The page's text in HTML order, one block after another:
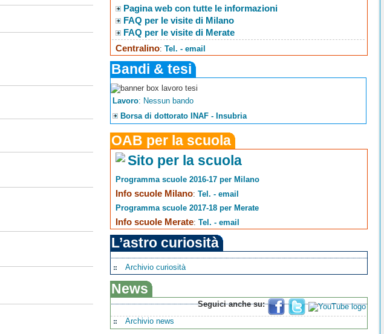
Pagina web con tutte le informazioni
FAQ per le visite di Milano
FAQ per le visite di Merate
Centralino:Tel. - email
Bandi & tesi
Lavoro: Nessun bando
Borsa di dottorato INAF - Insubria
OAB per la scuola
Sito per la scuola
Programma scuole 2016-17 per Milano
Info scuole Milano:Tel. - email
Programma scuole 2017-18 per Merate
Info scuole Merate:Tel. - email
L’astro curiosità
Archivio curiosità
News
Seguici anche su:
Archivio news